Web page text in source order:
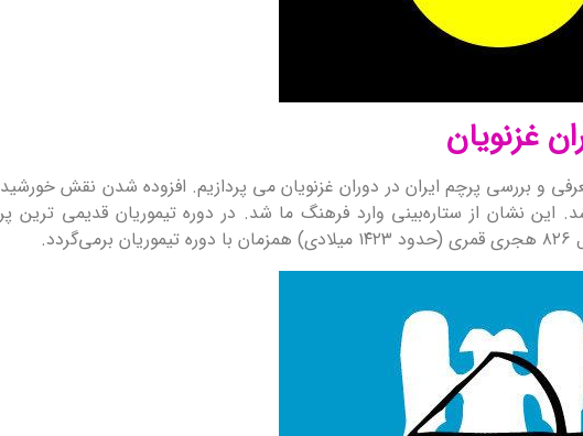
غزنویان
و بررسی پرچم ایران در دوران غزنویان می پردازیم. افزوده شدن نقش
این نشان از ستاره‌بینی وارد فرهنگ ما شد. در دوره تیموریان قدیمی